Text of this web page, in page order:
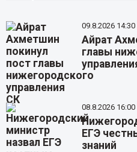
09.8.2026 14:30
Айрат
главы
08.8.2026 16:00
ЕГЭ
знаний